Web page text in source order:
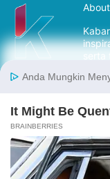
serta